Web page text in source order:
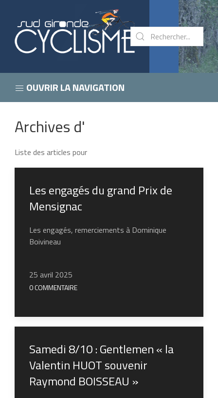
OUVRIR LA NAVIGATION
Archives d'
Liste des articles pour
Les engagés du grand Prix de
Mensignac
Les engagés, remerciements à Dominique
Boivineau
25 avril 2025
0 COMMENTAIRE
Samedi 8/10 : Gentlemen « la
Valentin HUOT souvenir
Raymond BOISSEAU »